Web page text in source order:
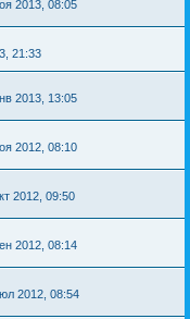
2013, 08:05
21:33
2013, 13:05
2012, 08:10
2012, 09:50
2012, 08:14
2012, 08:54